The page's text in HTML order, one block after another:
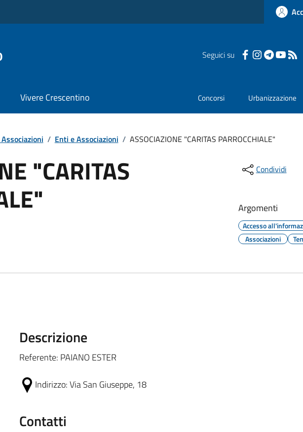
Seguici su
Vivere Crescentino Concorsi Urbanizzazione
/ Enti e Associazioni / ASSOCIAZIONE "CARITAS PARROCCHIALE"
"CARITAS Condividi
Argomenti
Accesso
Associazioni
Descrizione
Referente: PAIANO ESTER
Indirizzo:Via San Giuseppe, 18
Contatti